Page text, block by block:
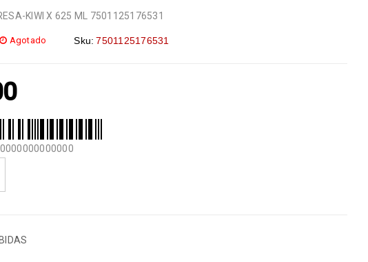
KIWI X 625 ML 7501125176531
Agotado Sku: 7501125176531
0000000000000